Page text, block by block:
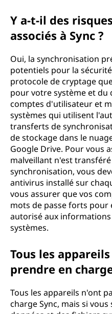
Y a-t-il des
associés à Sync ?
Oui, la synchronisation
potentiels pour la
protocole de cryptage
pour votre système et du
comptes d'utilisateur et
systèmes qui utilisent
transferts de
de stockage dans le
Google Drive. Pour vous
malveillant n'est
synchronisation, vous
antivirus installé sur
vous assurer que vos
mots de passe forts pour
autorisé aux
systèmes.
Tous les
prendre en
Tous les appareils n'ont
charge Sync, mais si